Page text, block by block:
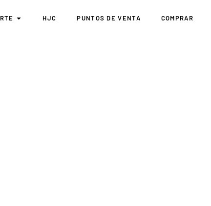
HJC PUNTOS DE VENTA COMPRAR